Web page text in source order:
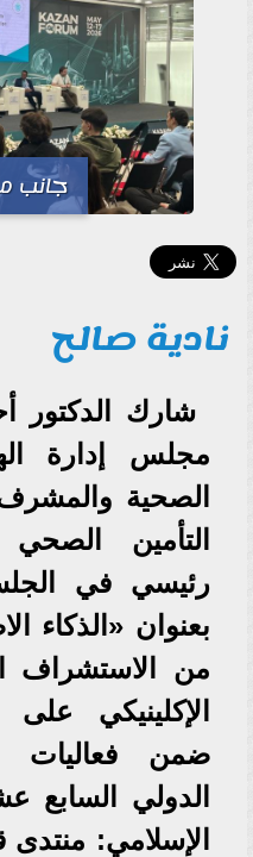
جانب
نادية صالح
شارك الدكتور
مجلس إدارة
الصحية
التأمين
رئيسي في
بعنوان «الذكاء
من الاستشراف
الإكلينيكي
ضمن فعاليات
الدولي السابع